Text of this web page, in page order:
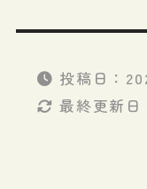
投稿日：
最終更新日